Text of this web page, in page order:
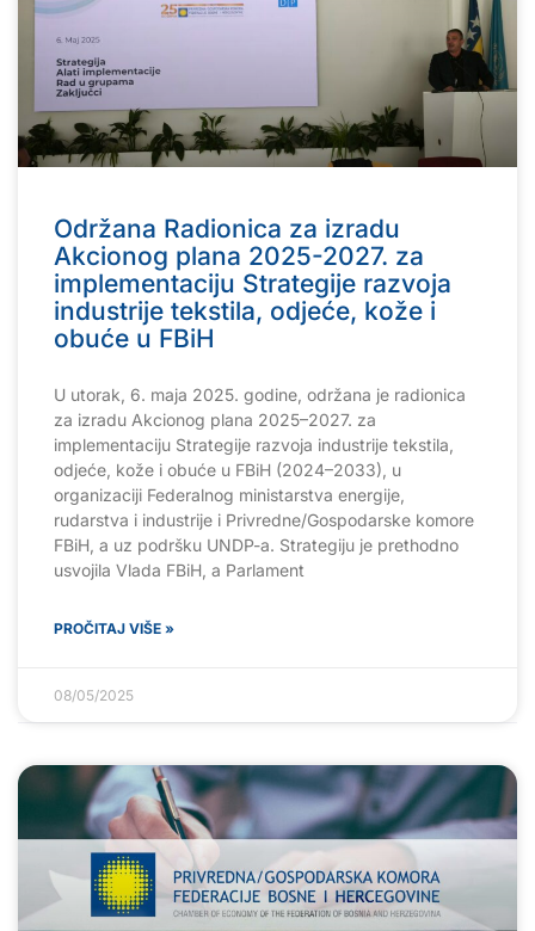
Održana Radionica za izradu
Akcionog plana 2025-2027. za
implementaciju Strategije razvoja
industrije tekstila, odjeće, kože i
obuće u FBiH
U utorak, 6. maja 2025. godine, održana je radionica
za izradu Akcionog plana 2025–2027. za
implementaciju Strategije razvoja industrije tekstila,
odjeće, kože i obuće u FBiH (2024–2033), u
organizaciji Federalnog ministarstva energije,
rudarstva i industrije i Privredne/Gospodarske komore
FBiH, a uz podršku UNDP-a. Strategiju je prethodno
usvojila Vlada FBiH, a Parlament
PROČITAJ VIŠE »
08/05/2025